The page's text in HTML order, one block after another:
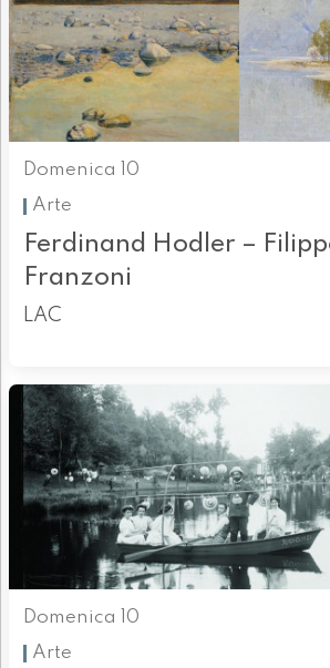
Domenica 10
Arte
Ferdinand Hodler –
Franzoni
LAC
Domenica 10
Arte